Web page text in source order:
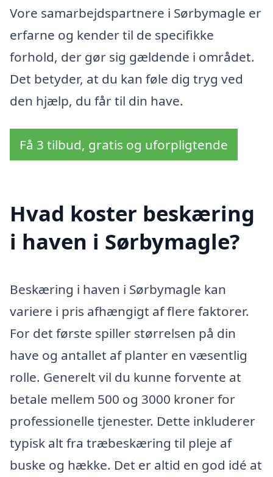
Vore samarbejdspartnere i Sørbymagle er
erfarne og kender til de specifikke
forhold, der gør sig gældende i området.
Det betyder, at du kan føle dig tryg ved
den hjælp, du får til din have.
Få 3 tilbud, gratis og uforpligtende
Hvad koster beskæring
i haven i Sørbymagle?
Beskæring i haven i Sørbymagle kan
variere i pris afhængigt af flere faktorer.
For det første spiller størrelsen på din
have og antallet af planter en væsentlig
rolle. Generelt vil du kunne forvente at
betale mellem 500 og 3000 kroner for
professionelle tjenester. Dette inkluderer
typisk alt fra træbeskæring til pleje af
buske og hække. Det er altid en god idé at